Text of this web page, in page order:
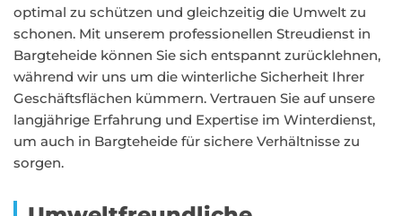
optimal zu schützen und gleichzeitig die Umwelt zu
schonen. Mit unserem professionellen Streudienst in
Bargteheide können Sie sich entspannt zurücklehnen,
während wir uns um die winterliche Sicherheit Ihrer
Geschäftsflächen kümmern. Vertrauen Sie auf unsere
langjährige Erfahrung und Expertise im Winterdienst,
um auch in Bargteheide für sichere Verhältnisse zu
sorgen.